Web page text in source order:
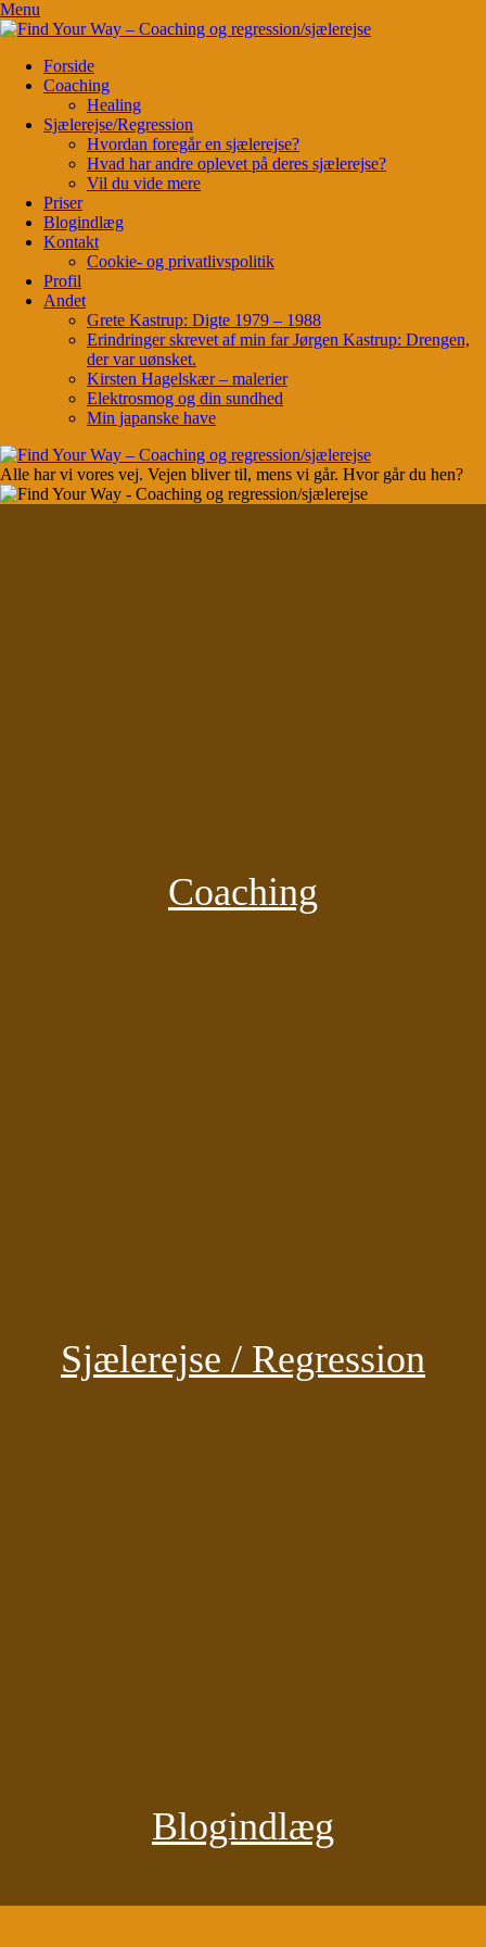
Menu
Forside
Coaching
Healing
Sjælerejse/Regression
Hvordan foregår en sjælerejse?
Hvad har andre oplevet på deres sjælerejse?
Vil du vide mere
Priser
Blogindlæg
Kontakt
Cookie- og privatlivspolitik
Profil
Andet
Grete Kastrup: Digte 1979 – 1988
Erindringer skrevet af min far Jørgen Kastrup: Drengen,
der var uønsket.
Kirsten Hagelskær – malerier
Elektrosmog og din sundhed
Min japanske have
Alle har vi vores vej. Vejen bliver til, mens vi går. Hvor går du hen?
Coaching
Sjælerejse / Regression
Blogindlæg